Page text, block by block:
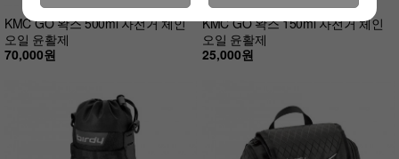
KMC GO 왁스 500ml 자전거 체인
오일 윤활제
70,000원
KMC GO 왁스 150ml 자전거 체인
오일 윤활제
25,000원